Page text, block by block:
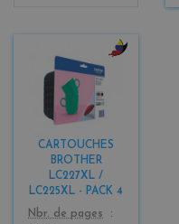
CARTOUCHES
BROTHER
LC227XL /
LC225XL - PACK 4
Color
k
Nbr. de pages